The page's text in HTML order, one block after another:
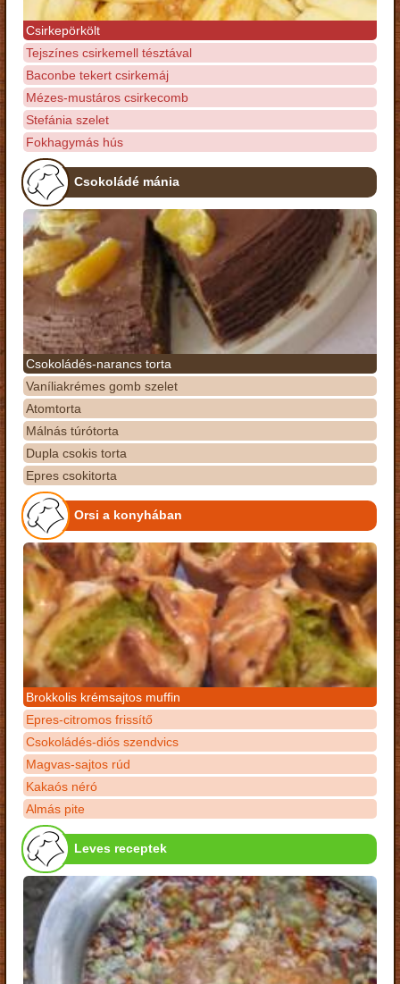
Csirkepörkölt
Tejszínes csirkemell tésztával
Baconbe tekert csirkemáj
Mézes-mustáros csirkecomb
Stefánia szelet
Fokhagymás hús
Csokoládé mánia
Csokoládés-narancs torta
Vaníliakrémes gomb szelet
Atomtorta
Málnás túrótorta
Dupla csokis torta
Epres csokitorta
Orsi a konyhában
Brokkolis krémsajtos muffin
Epres-citromos frissítő
Csokoládés-diós szendvics
Magvas-sajtos rúd
Kakaós néró
Almás pite
Leves receptek